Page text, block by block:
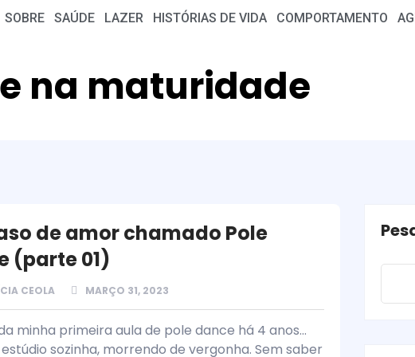
SOBRE SAÚDE LAZER HISTÓRIAS DE VIDA COMPORTAMENTO
na maturidade
de amor chamado Pole
(parte 01)
CEOLA MARÇO 31, 2023
minha primeira aula de pole dance há 4 anos...
sozinha, morrendo de vergonha. Sem saber